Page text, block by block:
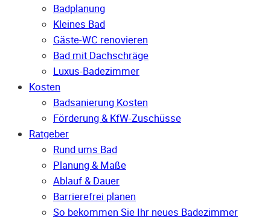
Badplanung
Kleines Bad
Gäste-WC renovieren
Bad mit Dachschräge
Luxus-Badezimmer
Kosten
Badsanierung Kosten
Förderung & KfW-Zuschüsse
Ratgeber
Rund ums Bad
Planung & Maße
Ablauf & Dauer
Barrierefrei planen
So bekommen Sie Ihr neues Badezimmer